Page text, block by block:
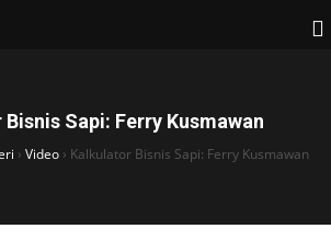
Sapi: Ferry Kusmawan
› Video› Kalkulator Bisnis Sapi: Ferry Kusmawan